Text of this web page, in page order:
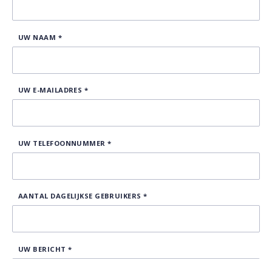
UW NAAM *
UW E-MAILADRES *
UW TELEFOONNUMMER*
AANTAL DAGELIJKSE GEBRUIKERS*
UW BERICHT *